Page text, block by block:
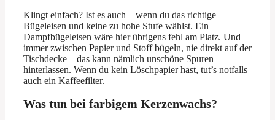
Klingt einfach? Ist es auch – wenn du das richtige
Bügeleisen und keine zu hohe Stufe wählst. Ein
Dampfbügeleisen wäre hier übrigens fehl am Platz. Und
immer zwischen Papier und Stoff bügeln, nie direkt auf der
Tischdecke – das kann nämlich unschöne Spuren
hinterlassen. Wenn du kein Löschpapier hast, tut’s notfalls
auch ein Kaffeefilter.
Was tun bei farbigem Kerzenwachs?